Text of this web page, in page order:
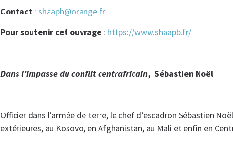
Contact : shaapb@orange.fr
Pour soutenir cet ouvrage : https://www.shaapb.fr/
Dans l’impasse du conflit centrafricain, Sébastien Noël
Officier dans l’armée de terre, le chef d’escadron Sébastien
extérieures, au Kosovo, en Afghanistan, au Mali et enfin en